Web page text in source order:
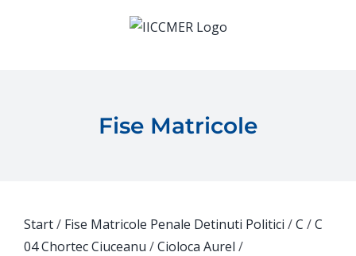
Fise Matricole
Start/ Fise Matricole Penale Detinuti Politici /C /C
04 Chortec Ciuceanu /Cioloca Aurel /